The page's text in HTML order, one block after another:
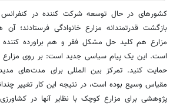
کشورهای در حال توسعه شرکت کننده در
بازگشت قدرتمندانه مزارع خانوادگی فرستادند؛ آن
مزارع هم کلید حل مشکل فقر و هم براورده کننده
است. این یک پیام سیاسی جدید است: بر روی مزارع
حمایت کنید. تمرکز بین المللی برای مدت‌های
مقیاس وسیع بوده است، در نتیجه این کار تغییر
پژوهشی برای مزارع کوچک با نظایر آنها در